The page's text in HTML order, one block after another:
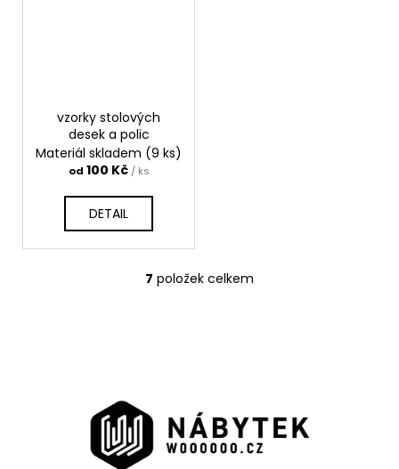
vzorky stolových
desek a polic
Materiál skladem (9 ks)
od 100 Kč / ks
DETAIL
O
í
p
7 položek celkem